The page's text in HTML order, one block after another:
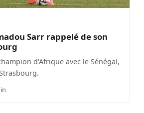
Sarr rappelé de son
d'Afrique avec le Sénégal,